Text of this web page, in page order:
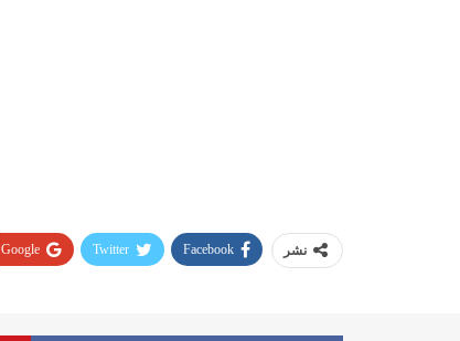
نشر Facebook
Twitter
Google+